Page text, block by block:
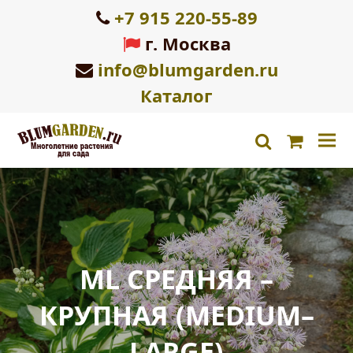
+7 915 220-55-89
г. Москва
info@blumgarden.ru
Каталог
search
ML СРЕДНЯЯ –
КРУПНАЯ (MEDIUM–